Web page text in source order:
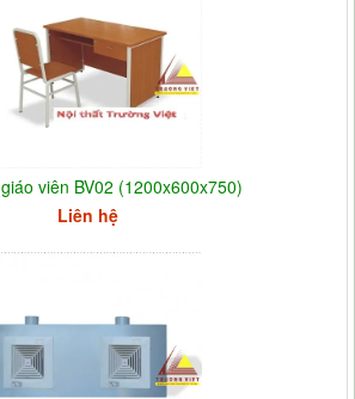
viên BV02 (1200x600x750)
Liên hệ